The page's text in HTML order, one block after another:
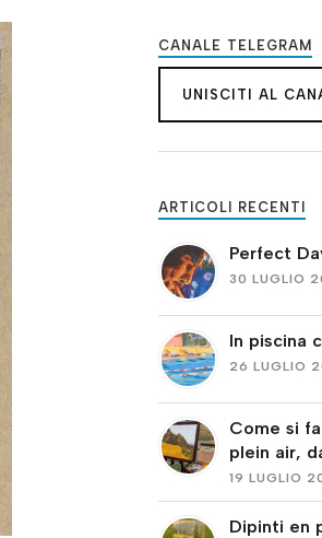
CANALE TELEGRAM
UNISCITI AL
ARTICOLI RECENTI
Perfect
30 LUGLIO
In piscina
26 LUGLIO
Come si
plein air,
19 LUGLIO
Dipinti en